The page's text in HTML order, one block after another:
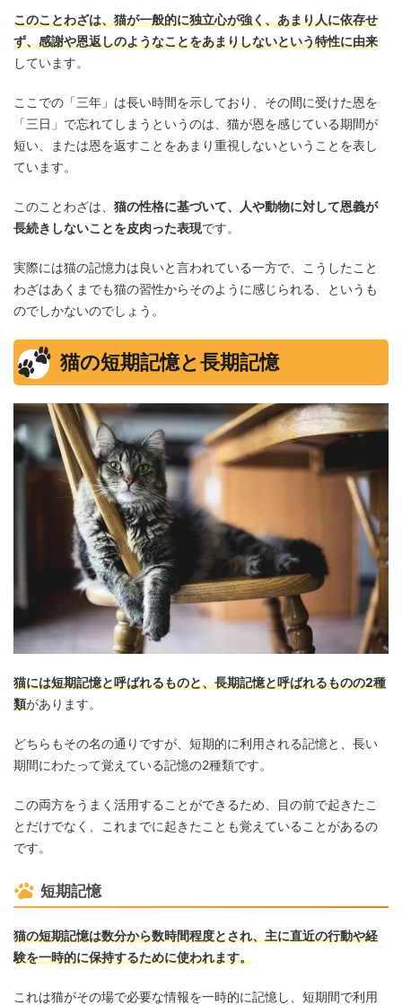
このことわざは、猫が一般的に独立心が強く、あまり人に依存せ
ず、感謝や恩返しのようなことをあまりしないという特性に由来
しています。
ここでの「三年」は長い時間を示しており、その間に受けた恩を
「三日」で忘れてしまうというのは、猫が恩を感じている期間が
短い、または恩を返すことをあまり重視しないということを表し
ています。
このことわざは、 猫の性格に基づいて、人や動物に対して恩義が
長続きしないことを皮肉った表現です。
実際には猫の記憶力は良いと言われている一方で、こうしたこと
わざはあくまでも猫の習性からそのように感じられる、というも
のでしかないのでしょう。
猫の短期記憶と長期記憶
猫には短期記憶と呼ばれるものと、長期記憶と呼ばれるものの2種
類があります。
どちらもその名の通りですが、短期的に利用される記憶と、長い
期間にわたって覚えている記憶の2種類です。
この両方をうまく活用することができるため、目の前で起きたこ
とだけでなく、これまでに起きたことも覚えていることがあるの
です。
短期記憶
猫の短期記憶は数分から数時間程度とされ、主に直近の行動や経
験を一時的に保持するために使われます。
これは猫がその場で必要な情報を一時的に記憶し、短期間で利用